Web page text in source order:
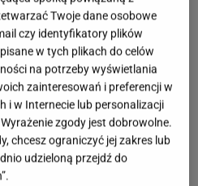
Twoje dane osobowe
czy identyfikatory plików
w tych plikach do celów
na potrzeby wyświetlania
zainteresowań i preferencji w
i w Internecie lub personalizacji
zgody jest dobrowolne.
chcesz ograniczyć jej zakres lub
udzieloną przejdź do